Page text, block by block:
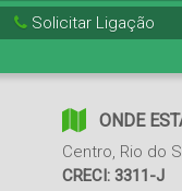
Solicitar Ligação
ONDE
Centro, Rio do
CRECI: 3311-J